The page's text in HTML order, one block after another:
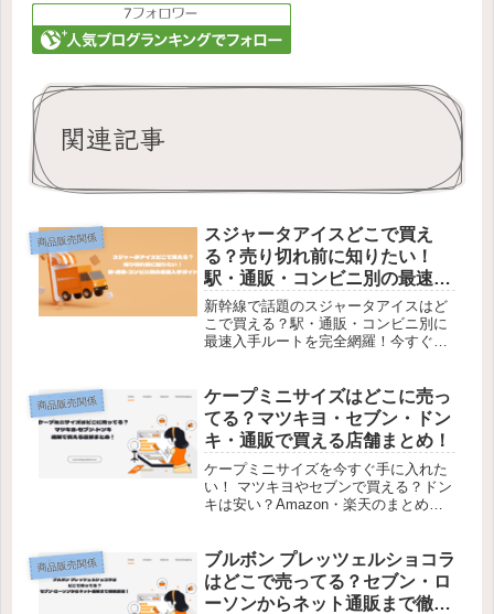
関連記事
商品販売関係
スジャータアイスどこで買え
る？売り切れ前に知りたい！
駅・通販・コンビニ別の最速入
手ガイド
新幹線で話題のスジャータアイスはど
こで買える？駅・通販・コンビニ別に
最速入手ルートを完全網羅！今すぐチ
商品販売関係
ケープミニサイズはどこに売っ
てる？マツキヨ・セブン・ドン
キ・通販で買える店舗まとめ！
ケープミニサイズを今すぐ手に入れた
い！ マツキヨやセブンで買える？ドン
キは安い？Amazon・楽天のまとめ買
商品販売関係
ブルボン プレッツェルショコラ
はどこで売ってる？セブン・ロ
ーソンからネット通販まで徹底